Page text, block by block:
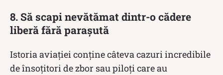
8. Să scapi nevătămat dintr-o cădere
liberă fără parașută
Istoria aviației conține câteva cazuri incredibile
de însoțitori de zbor sau piloți care au